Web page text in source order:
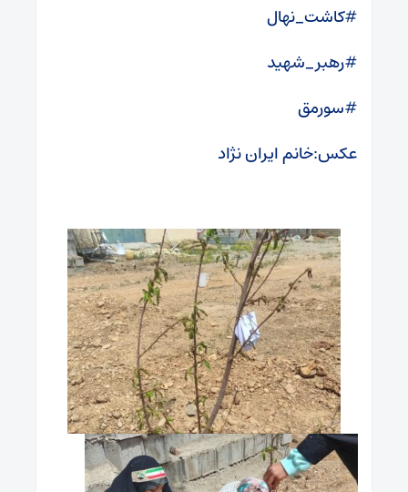
#کاشت_نهال
#رهبر_شهید
#سورمق
عکس:خانم ایران نژاد